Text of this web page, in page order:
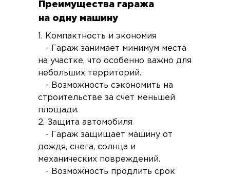
Преимущества гаража
на одну машину
1. Компактность и экономия
- Гараж занимает минимум места
на участке, что особенно важно для
небольших территорий.
- Возможность сэкономить на
строительстве за счет меньшей
площади.
2. Защита автомобиля
- Гараж защищает машину от
дождя, снега, солнца и
механических повреждений.
- Возможность продлить срок